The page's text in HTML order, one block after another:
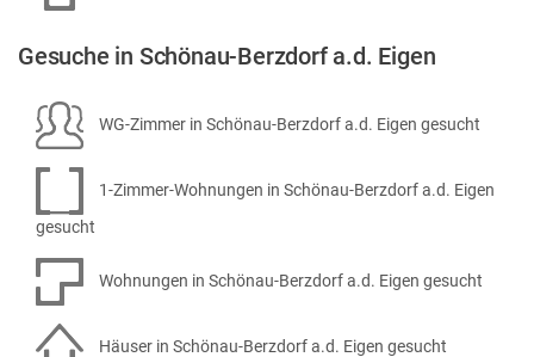
Gesuche in Schönau-Berzdorf a.d. Eigen
WG-Zimmer in Schönau-Berzdorf a.d. Eigen gesucht
1-Zimmer-Wohnungen in Schönau-Berzdorf a.d. Eigen
gesucht
Wohnungen in Schönau-Berzdorf a.d. Eigen gesucht
Häuser in Schönau-Berzdorf a.d. Eigen gesucht